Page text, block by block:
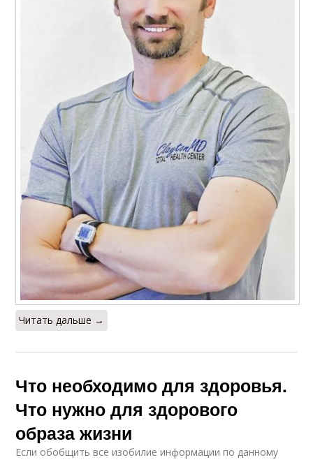
Читать дальше →
Что необходимо для здоровья.
Что нужно для здорового
образа жизни
Если обобщить все изобилие информации по данному